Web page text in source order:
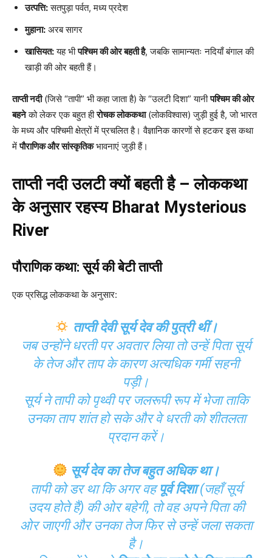
उत्पत्ति:सतपुड़ा पर्वत, मध्य प्रदेश
मुहाना: अरब सागर
खासियत:यह भीपश्चिम की ओर बहती है, जबकि सामान्यतः नदियाँ बंगाल की
खाड़ी की ओर बहती हैं।
ताप्ती नदी(जिसे “तापी” भी कहा जाता है) के “उलटी दिशा” यानीपश्चिम की ओर
बहनेको लेकर एक बहुत हीरोचक लोककथा(लोकविश्वास) जुड़ी हुई है, जो भारत
के मध्य और पश्चिमी क्षेत्रों में प्रचलित है। वैज्ञानिक कारणों से हटकर इस कथा
मेंपौराणिक और सांस्कृतिकभावनाएं जुड़ी हैं।
ताप्ती नदी उलटी क्यों बहती है – लोककथा
के अनुसार रहस्य Bharat Mysterious
River
पौराणिक कथा: सूर्य की बेटी ताप्ती
एक प्रसिद्ध लोककथा के अनुसार:
ताप्ती देवी सूर्य देव की पुत्री थीं।
जब उन्होंने धरती पर अवतार लिया तो उन्हें पिता सूर्य
के तेज और ताप के कारण अत्यधिक गर्मी सहनी
पड़ी।
सूर्य ने तापी को पृथ्वी पर जलरूपी रूप में भेजा ताकि
उनका ताप शांत हो सके और वे धरती को शीतलता
प्रदान करें।
सूर्य देव का तेज बहुत अधिक था।
तापी को डर था कि अगर वहपूर्व दिशा(जहाँ सूर्य
उदय होते हैं) की ओर बहेगी, तो वह अपने पिता की
ओर जाएगी और उनका तेज फिर से उन्हें जला सकता
है।